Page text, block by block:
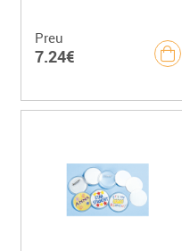
Preu
7.24€